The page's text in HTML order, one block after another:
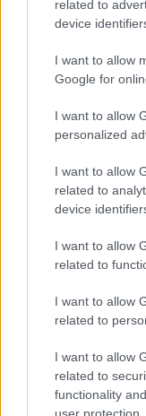
related to
device
I want to allow
Google for
I want to allow
personalized
I want to allow
related to
device
I want to allow
related to
I want to allow
related to
I want to allow
related to
functionality
Εμείς